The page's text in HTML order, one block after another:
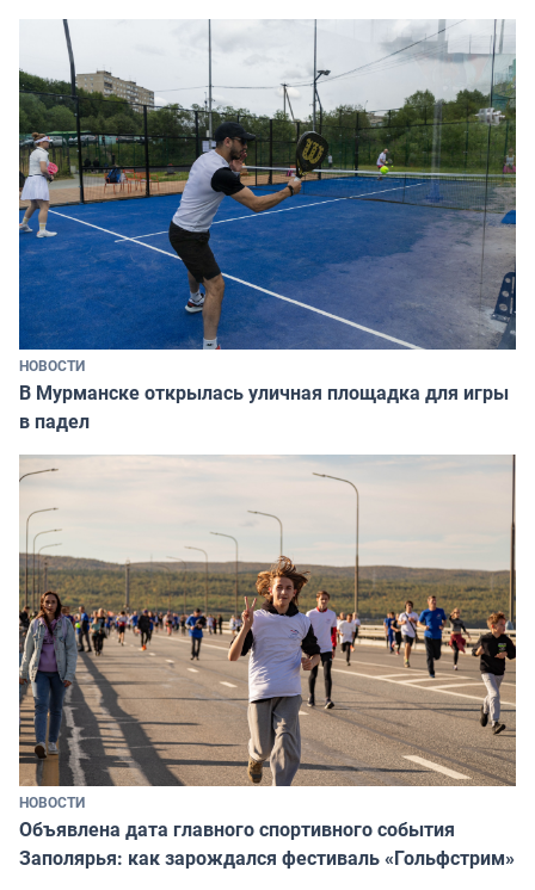
НОВОСТИ
В Мурманске открылась уличная площадка для игры
в падел
НОВОСТИ
Объявлена дата главного спортивного события
Заполярья: как зарождался фестиваль «Гольфстрим»